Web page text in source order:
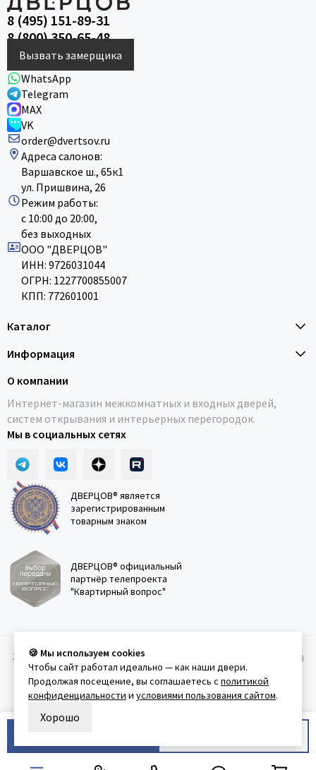
8 (495) 151-89-31
8 (800) 350-65-48
Вызвать замерщика
WhatsApp
Telegram
MAX
VK
order@dvertsov.ru
Адреса салонов:
Варшавское ш., 65к1
ул. Пришвина, 26
Режим работы:
с 10:00 до 20:00,
без выходных
ООО "ДВЕРЦОВ"
ИНН: 9726031044
ОГРН: 1227700855007
КПП: 772601001
Каталог
Информация
О компании
Интернет-магазин межкомнатных и входных дверей,
систем открывания и интерьерных перегородок.
Мы в социальных сетях
ДВЕРЦОВ® является
зарегистрированным
товарным знаком
ДВЕРЦОВ® официальный
партнёр телепроекта
"Квартирный вопрос"
2011-2026 © Дверцов. Карта сайта
Политика
конфеденциальности Условия использования сайта
🍪 Мы используем cookies
Чтобы сайт работал идеально — как наши двери.
Продолжая посещение, вы соглашаетесь с политикой
конфиденциальности и условиями пользования сайтом.
Хорошо